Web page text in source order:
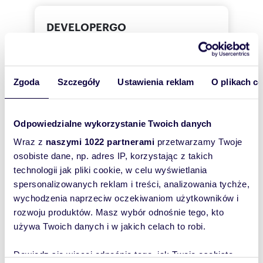
Zgoda Szczegóły Ustawienia reklam O plikach
Odpowiedzialne wykorzystanie Twoich danych
Wraz z naszymi 1022 partnerami przetwarzamy Twoje
osobiste dane, np. adres IP, korzystając z takich
technologii jak pliki cookie, w celu wyświetlania
spersonalizowanych reklam i treści, analizowania tychże,
wychodzenia naprzeciw oczekiwaniom użytkowników i
rozwoju produktów. Masz wybór odnośnie tego, kto
używa Twoich danych i w jakich celach to robi.
Dowiedz się więcej odnośnie tego, jak Twoje osobiste
DEVELOPERGO
AgnieszkaSiekanowska
DEVELOPERGO NIERUCHOMOŚCI
662447 Pokaż telefon
Zostaw telefon, oddzwonimy
bezpłatnie
Zatwierdź